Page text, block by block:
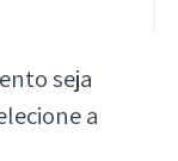
seja
a